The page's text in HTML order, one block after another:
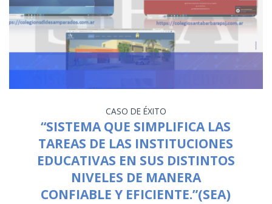
CASO DE ÉXITO
“SISTEMA QUE SIMPLIFICA LAS
TAREAS DE LAS INSTITUCIONES
EDUCATIVAS EN SUS DISTINTOS
NIVELES DE MANERA
CONFIABLE Y EFICIENTE.”(SEA)